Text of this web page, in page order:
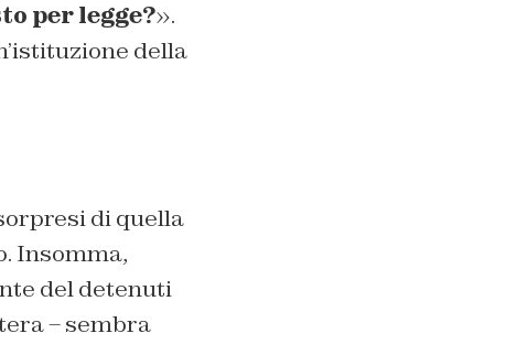
per legge?».
della
di quella
Insomma,
del detenuti
– sembra